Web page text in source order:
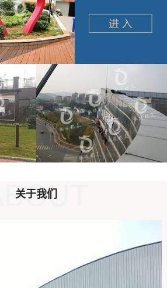
关于我们
ABOUT